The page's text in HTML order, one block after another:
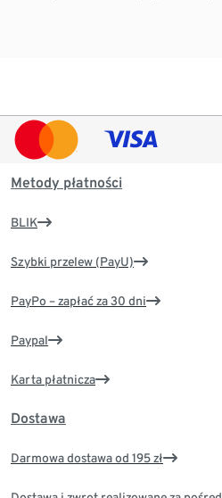
Metody płatności
BLIK
Szybki przelew (PayU)
PayPo – zapłać za 30 dni
Paypal
Karta płatnicza
Dostawa
Darmowa dostawa od 195 zł